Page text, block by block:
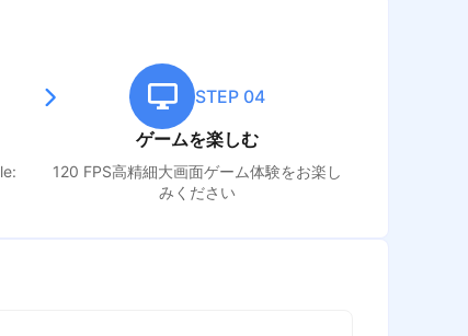
STEP 04
ゲームを楽しむ
120 FPS高精細大画面ゲーム体験をお楽し
みください